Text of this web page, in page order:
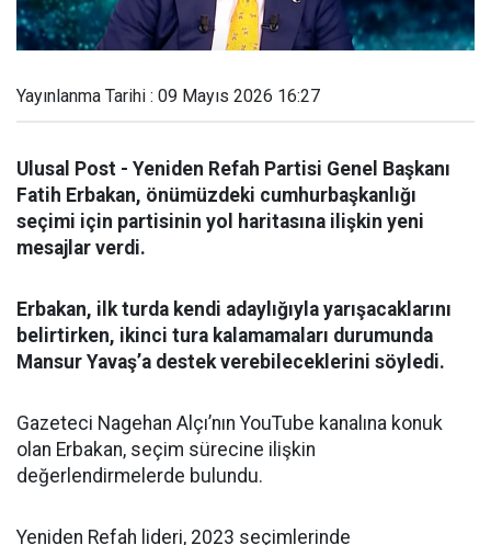
Yayınlanma Tarihi : 09 Mayıs 2026 16:27
Ulusal Post - Yeniden Refah Partisi Genel Başkanı
Fatih Erbakan, önümüzdeki cumhurbaşkanlığı
seçimi için partisinin yol haritasına ilişkin yeni
mesajlar verdi.
Erbakan, ilk turda kendi adaylığıyla yarışacaklarını
belirtirken, ikinci tura kalamamaları durumunda
Mansur Yavaş’a destek verebileceklerini söyledi.
Gazeteci Nagehan Alçı’nın YouTube kanalına konuk
olan Erbakan, seçim sürecine ilişkin
değerlendirmelerde bulundu.
Yeniden Refah lideri, 2023 seçimlerinde